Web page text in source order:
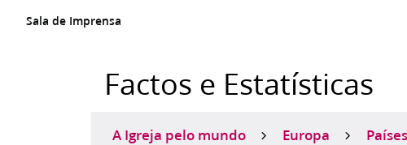
Sala de Imprensa
Factos e Estatísticas
A Igreja pelo mundo Europa